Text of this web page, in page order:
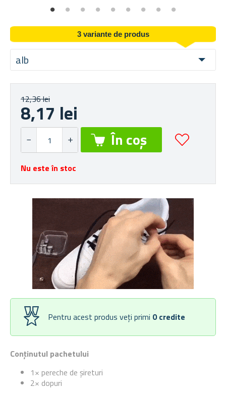
3 variante de produs
alb
Conținutul pachetului
1× pereche de șireturi
2× dopuri
12,36 lei
8,17 lei
Nu este în stoc
Pentru acest produs veți primi 0 credite